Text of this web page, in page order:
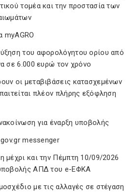
τομέα και την προστασία των
του αφορολόγητου ορίου από
σε 6.000 ευρώ τον χρόνο
οι μεταβιβάσεις κατασχεμένων
πλέον πλήρης εξόφληση
για έναρξη υποβολής
messenger
μέχρι και την Πέμπτη 10/09/2026
ΑΠΔ του e-ΕΦΚΑ
με τις αλλαγές σε στέγαση